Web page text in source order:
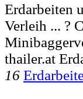
Erdarbeiten
Verleih ... ?
thailer.at
16